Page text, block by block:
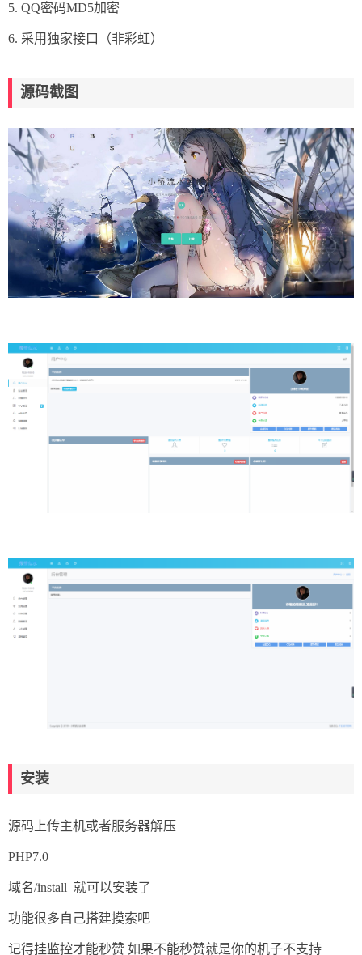
5. QQ密码MD5加密
6. 采用独家接口（非彩虹）
源码截图
安装
源码上传主机或者服务器解压
PHP7.0
域名/install 就可以安装了
功能很多自己搭建摸索吧
记得挂监控才能秒赞 如果不能秒赞就是你的机子不支持